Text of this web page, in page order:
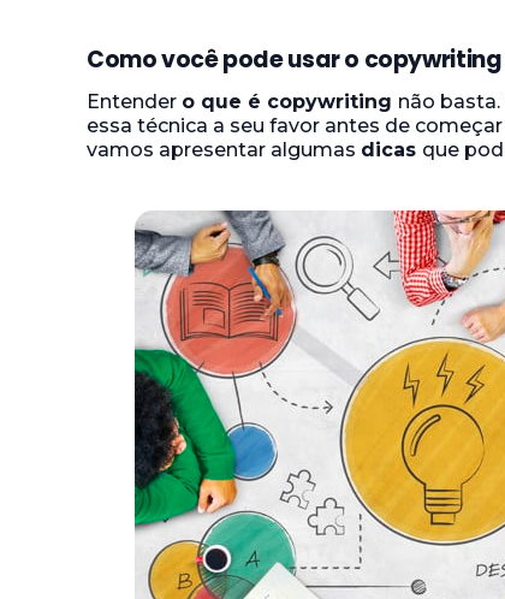
Como você pode usar o
Entender o que é copywriting não
essa técnica a seu favor antes de
vamos apresentar algumas dicas que